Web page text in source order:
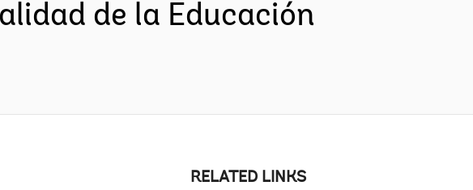
de la Educación
RELATED LINKS